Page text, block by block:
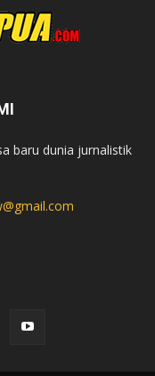
baru dunia jurnalistik